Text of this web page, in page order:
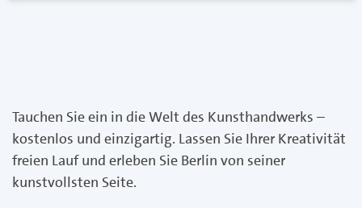
Tauchen Sie ein in die Welt des Kunsthandwerks –
kostenlos und einzigartig. Lassen Sie Ihrer Kreativität
freien Lauf und erleben Sie Berlin von seiner
kunstvollsten Seite.